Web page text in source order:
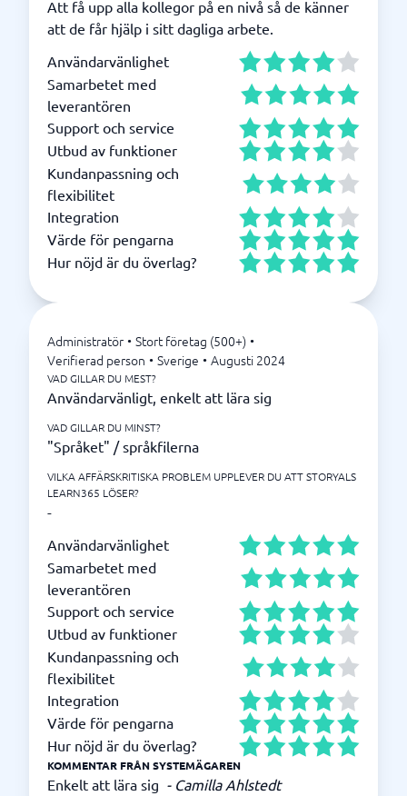
Att få upp alla kollegor på en nivå så de känner
att de får hjälp i sitt dagliga arbete.
Användarvänlighet
Samarbetet med
leverantören
Support och service
Utbud av funktioner
Kundanpassning och
flexibilitet
Integration
Värde för pengarna
Hur nöjd är du överlag?
Administratör • Stort företag (500+) •
Verifierad person • Sverige • Augusti 2024
VAD GILLAR DU MEST?
Användarvänligt, enkelt att lära sig
VAD GILLAR DU MINST?
"Språket" / språkfilerna
VILKA AFFÄRSKRITISKA PROBLEM UPPLEVER DU ATT STORYALS
LEARN365 LÖSER?
-
Användarvänlighet
Samarbetet med
leverantören
Support och service
Utbud av funktioner
Kundanpassning och
flexibilitet
Integration
Värde för pengarna
Hur nöjd är du överlag?
KOMMENTAR FRÅN SYSTEMÄGAREN
Enkelt att lära sig - Camilla Ahlstedt